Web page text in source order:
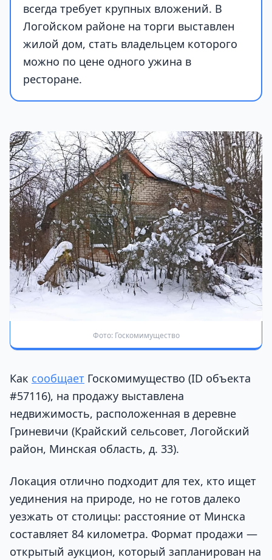
всегда требует крупных вложений. В
Логойском районе на торги выставлен
жилой дом, стать владельцем которого
можно по цене одного ужина в
ресторане.
Фото: Госкомимущество
Как сообщает Госкомимущество (ID объекта
#57116), на продажу выставлена
недвижимость, расположенная в деревне
Гриневичи (Крайский сельсовет, Логойский
район, Минская область, д. 33).
Локация отлично подходит для тех, кто ищет
уединения на природе, но не готов далеко
уезжать от столицы: расстояние от Минска
составляет 84 километра. Формат продажи —
открытый аукцион, который запланирован на